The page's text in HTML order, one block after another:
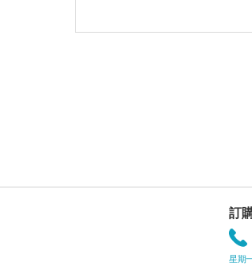
訂
星期